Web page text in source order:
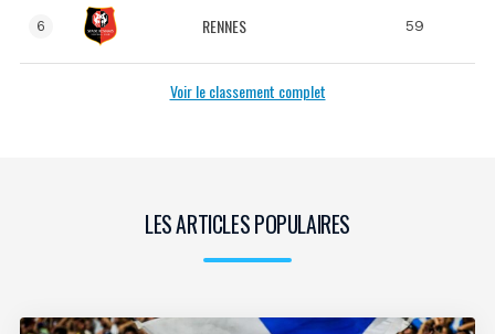
6 RENNES 59
Voir le classement complet
LES ARTICLES POPULAIRES